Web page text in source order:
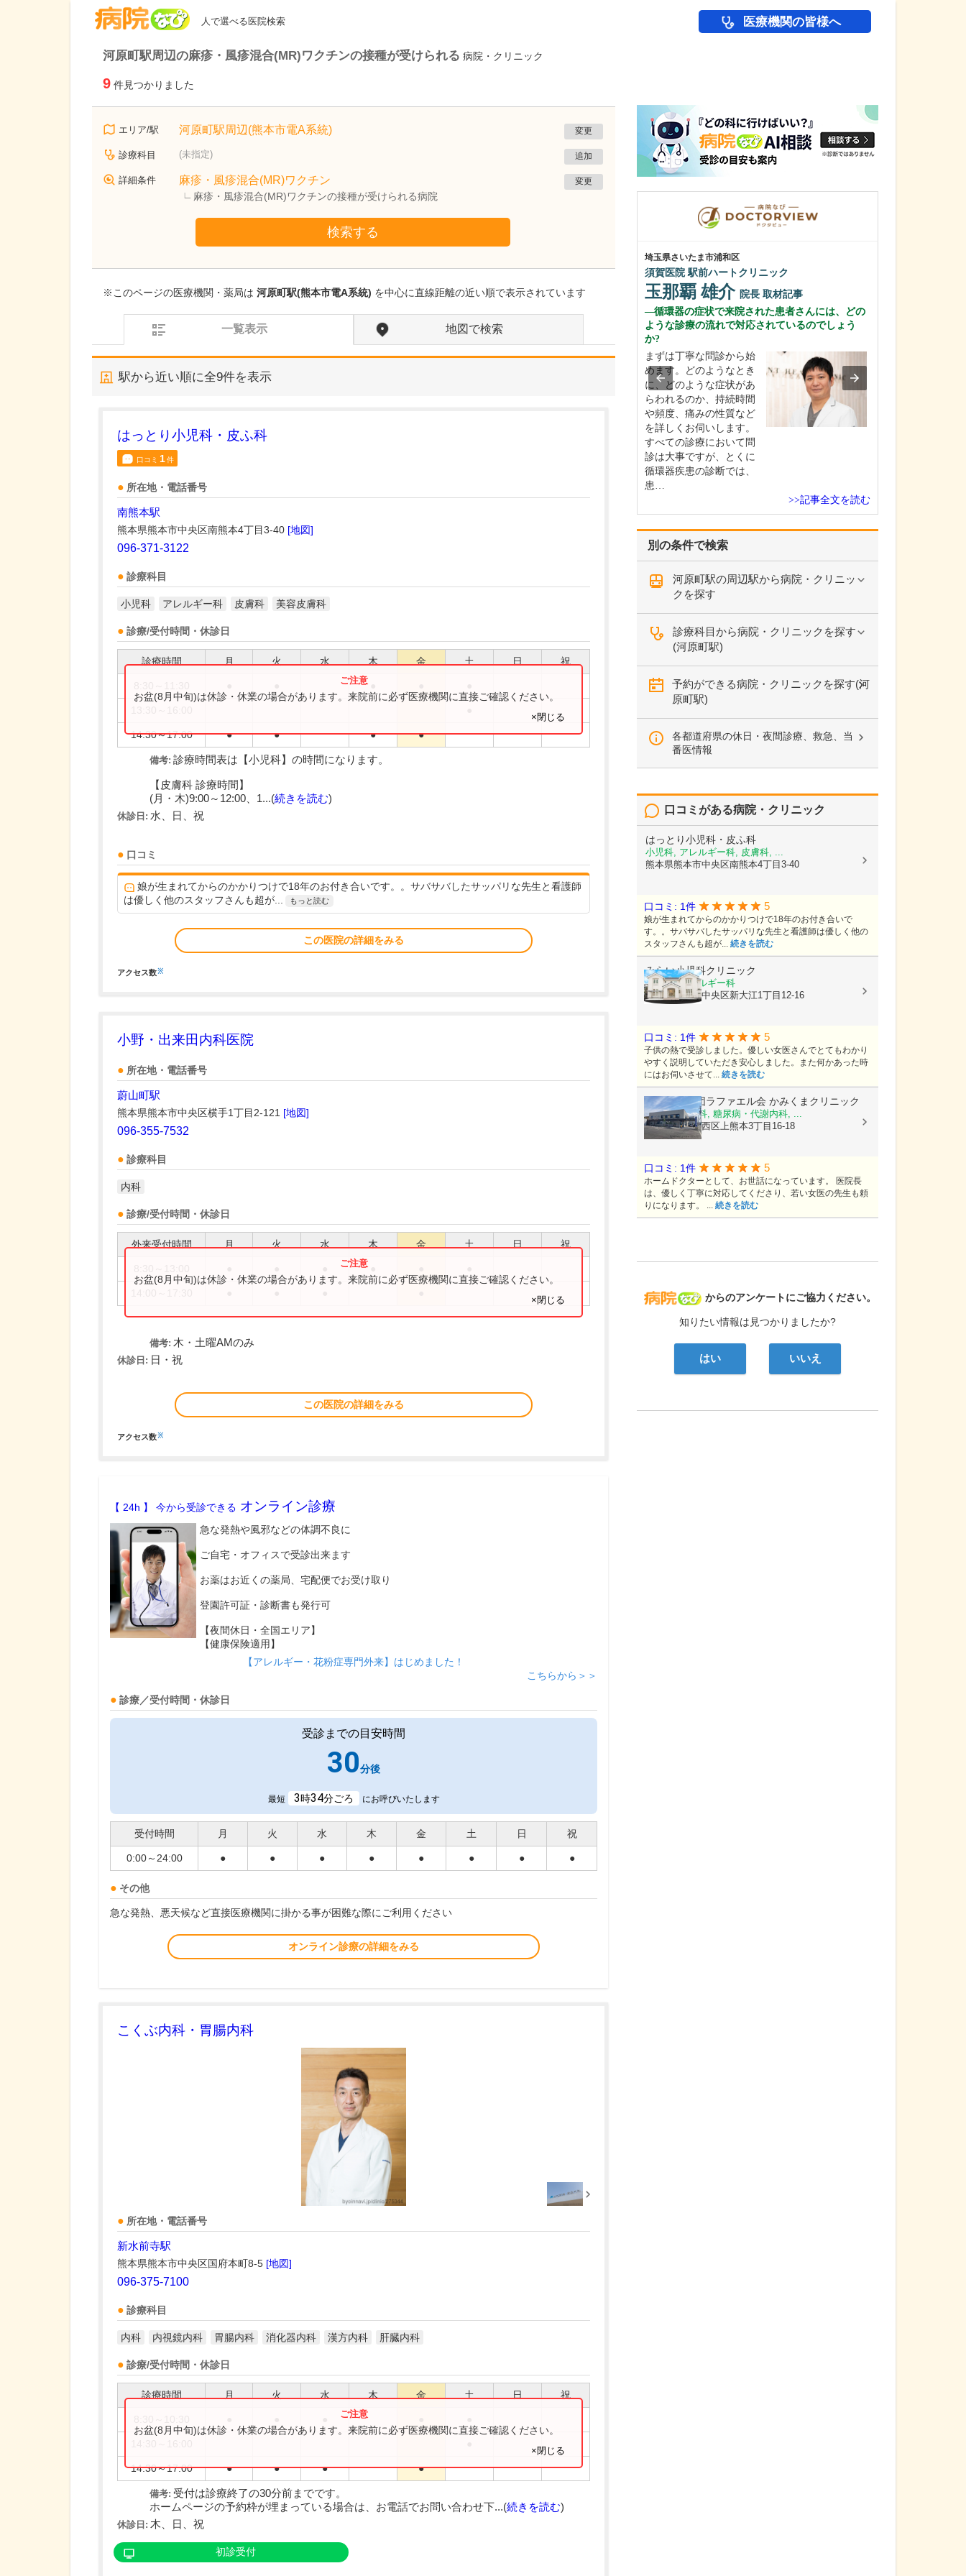
人で選べる医院検索 医療機関の皆様へ
河原町駅周辺の麻疹・風疹混合(MR)ワクチンの接種が受けられる 病院・クリニック
9 件見つかりました
エリア/駅 河原町駅周辺(熊本市電A系統) 変更
診療科目 (未指定) 追加
詳細条件 麻疹・風疹混合(MR)ワクチン
麻疹・風疹混合(MR)ワクチンの接種が受けられる病院
変更
検索する
※このページの医療機関・薬局は 河原町駅(熊本市電A系統) を中心に直線距離の近い順で表示されています
一覧表示 地図で検索
駅から近い順に全9件を表示
はっとり小児科・皮ふ科
口コミ 1件
所在地・電話番号
南熊本駅
熊本県熊本市中央区南熊本4丁目3-40 [地図]
096-371-3122
診療科目
小児科 アレルギー科 皮膚科 美容皮膚科
診療/受付時間・休診日
診療時間 月 火 水 木 金 土 日 祝
14:30～17:00 ● ● ● ●
お盆(8月中旬)は休診・休業の場合があります。来院前に必ず医療機関に直接ご確認ください。
×閉じる
備考: 診療時間表は【小児科】の時間になります。
【皮膚科 診療時間】
(月・木)9:00～12:00、1...(続きを読む)
休診日: 水、日、祝
口コミ
娘が生まれてからのかかりつけで18年のお付き合いです。。サバサバしたサッパリな先生と看護師
は優しく他のスタッフさんも超が...
もっと読む
この医院の詳細をみる
アクセス数※
小野・出来田内科医院
所在地・電話番号
蔚山町駅
熊本県熊本市中央区横手1丁目2-121 [地図]
096-355-7532
診療科目
内科
診療/受付時間・休診日
外来受付時間 月 火 水 木 金 土 日 祝
お盆(8月中旬)は休診・休業の場合があります。来院前に必ず医療機関に直接ご確認ください。
×閉じる
備考: 木・土曜AMのみ
休診日: 日・祝
この医院の詳細をみる
アクセス数※
【 24h 】 今から受診できる オンライン診療
急な発熱や風邪などの体調不良に
ご自宅・オフィスで受診出来ます
お薬はお近くの薬局、宅配便でお受け取り
登園許可証・診断書も発行可
【夜間休日・全国エリア】
【健康保険適用】
【アレルギー・花粉症専門外来】はじめました！
こちらから＞＞
診療／受付時間・休診日
受診までの目安時間
30分後
最短 3時34分ごろ にお呼びいたします
受付時間 月 火 水 木 金 土 日 祝
0:00～24:00 ● ● ● ● ● ● ● ●
その他
急な発熱、悪天候など直接医療機関に掛かる事が困難な際にご利用ください
オンライン診療の詳細をみる
こくぶ内科・胃腸内科
所在地・電話番号
新水前寺駅
熊本県熊本市中央区国府本町8-5 [地図]
096-375-7100
診療科目
内科 内視鏡内科 胃腸内科 消化器内科 漢方内科 肝臓内科
診療/受付時間・休診日
診療時間 月 火 水 木 金 土 日 祝
14:30～17:00 ● ● ● ●
お盆(8月中旬)は休診・休業の場合があります。来院前に必ず医療機関に直接ご確認ください。
×閉じる
備考: 受付は診療終了の30分前までです。
ホームページの予約枠が埋まっている場合は、お電話でお問い合わせ下...(続きを読む)
休診日: 木、日、祝
初診受付
別の条件で検索
河原町駅の周辺駅から病院・クリニッ
クを探す
診療科目から病院・クリニックを探す
(河原町駅)
予約ができる病院・クリニックを探す(河
原町駅)
各都道府県の休日・夜間診療、救急、当
番医情報
病院なび
からのアンケートにご協力ください。
知りたい情報は見つかりましたか?
はい いいえ
口コミがある病院・クリニック
はっとり小児科・皮ふ科
小児科, アレルギー科, 皮膚科, ...
熊本県熊本市中央区南熊本4丁目3-40
口コミ: 1件 5
娘が生まれてからのかかりつけで18年のお付き合いで
す。。サバサバしたサッパリな先生と看護師は優しく他の
スタッフさんも超が... 続きを読む
みらい小児科クリニック
小児科, アレルギー科
熊本県熊本市中央区新大江1丁目12-16
口コミ: 1件 5
子供の熱で受診しました。優しい女医さんでとてもわかり
やすく説明していただき安心しました。また何かあった時
にはお伺いさせて... 続きを読む
医療法人社団ラファエル会 かみくまクリニック
整形外科, 内科, 糖尿病・代謝内科, ...
熊本県熊本市西区上熊本3丁目16-18
口コミ: 1件 5
ホームドクターとして、お世話になっています。 医院長
は、優しく丁寧に対応してくださり、若い女医の先生も頼
りになります。 ... 続きを読む
たかしお内科ハートクリニック
高潮 征爾院長取材記事
たのにはどのような理由があったのでしょうか?
心不全という病気は発症
すると治ることはなく、
埼玉県さいたま市浦和区
須賀医院 駅前ハートクリニック
玉那覇 雄介 院長 取材記事
循環器の症状で来院された患者さんには、どの
ような診療の流れで対応されているのでしょう
か?
まずは丁寧な問診から始
めます。どのようなとき
に、どのような症状があ
らわれるのか、持続時間
や頻度、痛みの性質など
を詳しくお伺いします。
すべての診療において問
診は大事ですが、とくに
循環器疾患の診断では、
患…
>>記事全文を読む